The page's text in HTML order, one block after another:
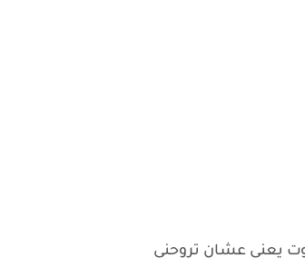
يعنى عشان تروحنى